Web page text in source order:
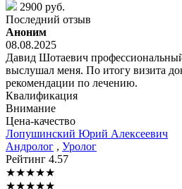
2900 руб.
Последний отзыв
Аноним
08.08.2025
Давид Шотаевич
выслушал меня. По итогу визита
рекомендации по лечению.
Квалификация
Внимание
Цена-качество
Лопушинский Юрий Алексеевич
Андролог , Уролог
Рейтинг 4.57
★★★★★
★★★★★